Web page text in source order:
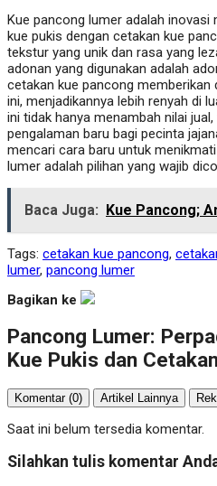
Kue pancong lumer adalah inovasi
kue pukis dengan cetakan kue
tekstur yang unik dan rasa yang
adonan yang digunakan adalah
cetakan kue pancong memberikan
ini, menjadikannya lebih renyah di
ini tidak hanya menambah nilai
pengalaman baru bagi pecinta
mencari cara baru untuk
lumer adalah pilihan yang wajib
Baca Juga: Kue Pancong;
Tags: cetakan kue pancong,
lumer, pancong lumer
Bagikan ke
Pancong Lumer:
Kue Pukis dan
Komentar (0) Artikel Lainnya
Saat ini belum tersedia komentar.
Silahkan tulis komentar